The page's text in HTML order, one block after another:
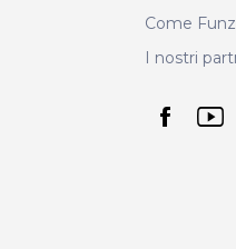
Come
I nostri